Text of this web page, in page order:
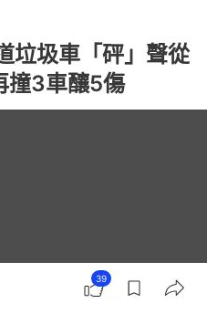
垃圾車「砰」聲從
3車釀5傷
39